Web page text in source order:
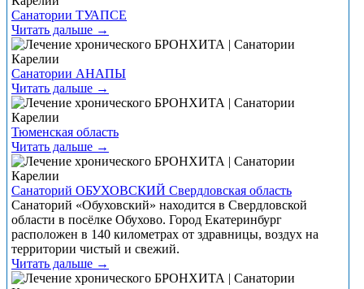
Санатории ТУАПСЕ
Читать дальше →
Санатории АНАПЫ
Читать дальше →
Тюменская область
Читать дальше →
Санаторий ОБУХОВСКИЙ Свердловская область
Санаторий «Обуховский» находится в Свердловской
области в посёлке Обухово. Город Екатеринбург
расположен в 140 километрах от здравницы, воздух на
территории чистый и свежий.
Читать дальше →